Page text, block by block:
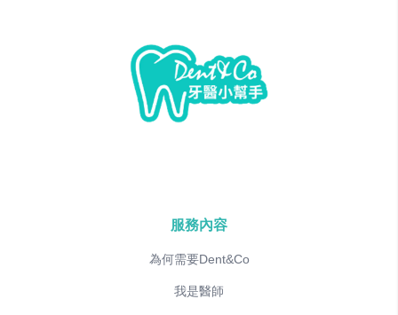
服務內容
為何需要Dent&Co
我是醫師